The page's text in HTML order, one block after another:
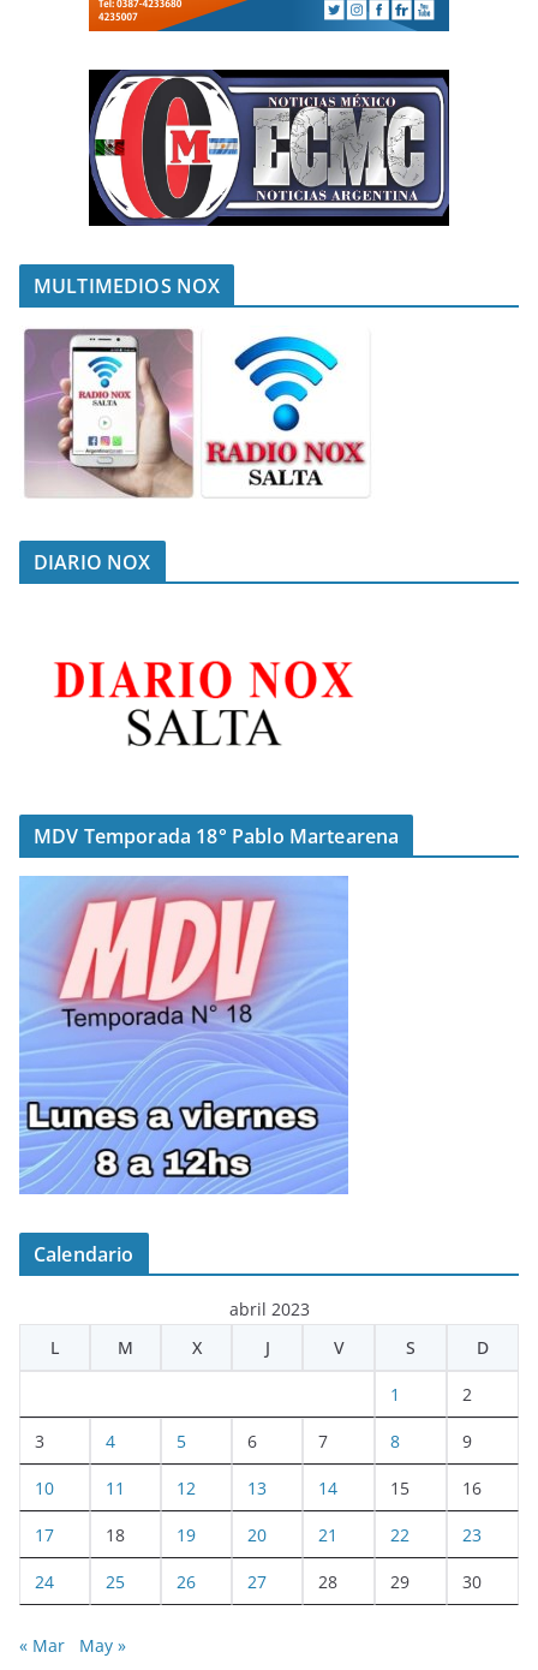
MULTIMEDIOS NOX
DIARIO NOX
MDV Temporada 18° Pablo Martearena
Calendario
abril 2023
L
M X J V S D
1 2
3 4 5 6 7 8 9
10 11 12 13 14 15 16
17 18 19 20 21 22 23
24 25 26 27 28 29 30
« Mar May »